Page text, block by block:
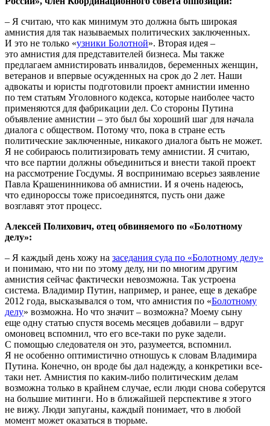
– Я считаю, что как минимум это должна быть широкая
амнистия для так называемых политических заключенных.
И это не только «узники Болотной». Вторая идея –
это амнистия для представителей бизнеса. Мы также
предлагаем амнистировать инвалидов, беременных женщин,
ветеранов и впервые осужденных на срок до 2 лет. Наши
адвокаты и юристы подготовили проект амнистии именно
по тем статьям Уголовного кодекса, которые наиболее часто
применяются для фабрикации дел. Со стороны Путина
объявление амнистии – это был бы хороший шаг для начала
диалога с обществом. Потому что, пока в стране есть
политические заключенные, никакого диалога быть не может.
Я не собираюсь политизировать тему амнистии. Я считаю,
что все партии должны объединиться и внести такой проект
на рассмотрение Госдумы. Я воспринимаю всерьез заявление
Павла Крашенинникова об амнистии. И я очень надеюсь,
что единороссы тоже присоединятся, пусть они даже
возглавят этот процесс.
Алексей Полихович, отец обвиняемого по «Болотному
делу»:
– Я каждый день хожу на заседания суда по «Болотному делу»
и понимаю, что ни по этому делу, ни по многим другим
амнистия сейчас фактически невозможна. Так устроена
система. Владимир Путин, например, и ранее, еще в декабре
2012 года, высказывался о том, что амнистия по «Болотному
делу» возможна. Но что значит – возможна? Моему сыну
еще одну статью спустя восемь месяцев добавили – вдруг
омоновец вспомнил, что его все-таки по руке задели.
С помощью следователя он это, разумеется, вспомнил.
Я не особенно оптимистично отношусь к словам Владимира
Путина. Конечно, он вроде бы дал надежду, а конкретики все-
таки нет. Амнистия по каким-либо политическим делам
возможна только в крайнем случае, если люди снова соберутся
на большие митинги. Но в ближайшей перспективе я этого
не вижу. Люди запуганы, каждый понимает, что в любой
момент может оказаться в тюрьме.